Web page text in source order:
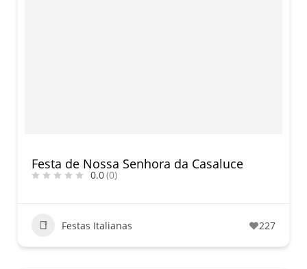
Festa de Nossa Senhora da Casaluce
0.0(0)
Festas Italianas 227